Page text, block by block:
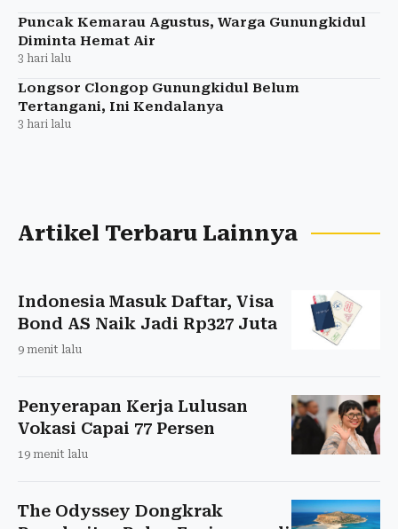
Puncak Kemarau Agustus, Warga Gunungkidul
Diminta Hemat Air
3 hari lalu
Longsor Clongop Gunungkidul Belum
Tertangani, Ini Kendalanya
3 hari lalu
Artikel Terbaru Lainnya
Indonesia Masuk Daftar, Visa
Bond AS Naik Jadi Rp327 Juta
9 menit lalu
Penyerapan Kerja Lulusan
Vokasi Capai 77 Persen
19 menit lalu
The Odyssey Dongkrak